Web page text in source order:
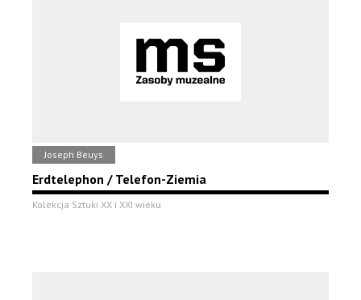
Joseph Beuys
Erdtelephon / Telefon-Ziemia
Kolekcja Sztuki XX i XXI wieku